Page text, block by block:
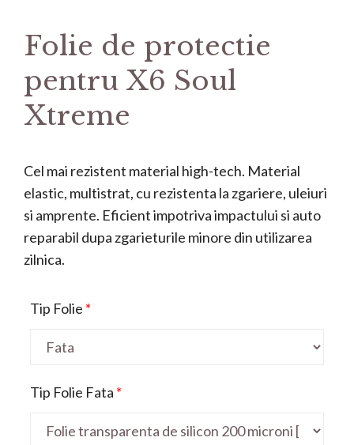
Folie de protectie
pentru X6 Soul
Xtreme
Cel mai rezistent material high-tech. Material
elastic, multistrat, cu rezistenta la zgariere, uleiuri
si amprente. Eficient impotriva impactului si auto
reparabil dupa zgarieturile minore din utilizarea
zilnica.
Tip Folie *
Tip Folie Fata *